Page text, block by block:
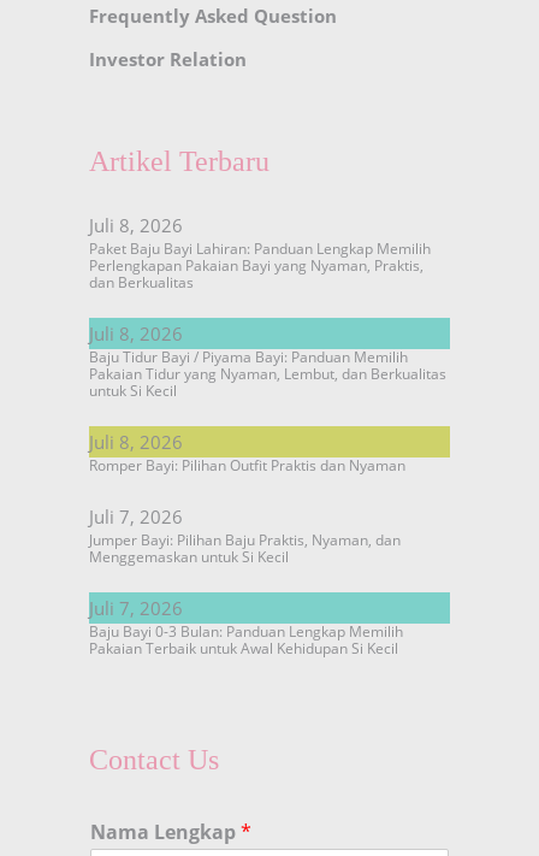
Frequently Asked Question
Investor Relation
Artikel Terbaru
Juli 8, 2026
Paket Baju Bayi Lahiran: Panduan Lengkap Memilih
Perlengkapan Pakaian Bayi yang Nyaman, Praktis,
dan Berkualitas
Juli 8, 2026
Baju Tidur Bayi / Piyama Bayi: Panduan Memilih
Pakaian Tidur yang Nyaman, Lembut, dan Berkualitas
untuk Si Kecil
Juli 8, 2026
Romper Bayi: Pilihan Outfit Praktis dan Nyaman
Juli 7, 2026
Jumper Bayi: Pilihan Baju Praktis, Nyaman, dan
Menggemaskan untuk Si Kecil
Juli 7, 2026
Baju Bayi 0-3 Bulan: Panduan Lengkap Memilih
Pakaian Terbaik untuk Awal Kehidupan Si Kecil
Contact Us
Nama Lengkap*